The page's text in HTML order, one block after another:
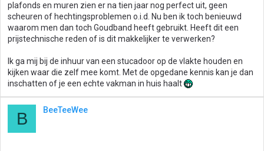
plafonds en muren zien er na tien jaar nog perfect uit, geen
scheuren of hechtingsproblemen o.i.d. Nu ben ik toch benieuwd
waarom men dan toch Goudband heeft gebruikt. Heeft dit een
prijstechnische reden of is dit makkelijker te verwerken?
Ik ga mij bij de inhuur van een stucadoor op de vlakte houden en
kijken waar die zelf mee komt. Met de opgedane kennis kan je dan
inschatten of je een echte vakman in huis haalt
B BeeTeeWee